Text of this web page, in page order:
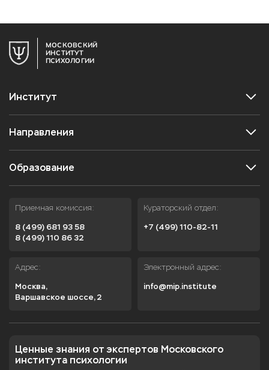
МОСКОВСКИЙ
ИНСТИТУТ
ПСИХОЛОГИИ
Институт
Направления
Образование
Приемная комиссия:
8 (499) 681 93 58
8 (499) 110 86 32
Кураторский отдел:
+7 (499) 110-82-11
Адрес:
Москва,
Варшавское шоссе, 2
Электронный адрес:
info@mip.institute
Ценные знания от экспертов Московского
института психологии